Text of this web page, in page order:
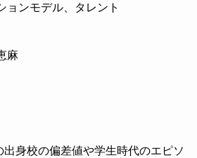
ョンモデル、タレント
麻
出身校の偏差値や学生時代のエピソ